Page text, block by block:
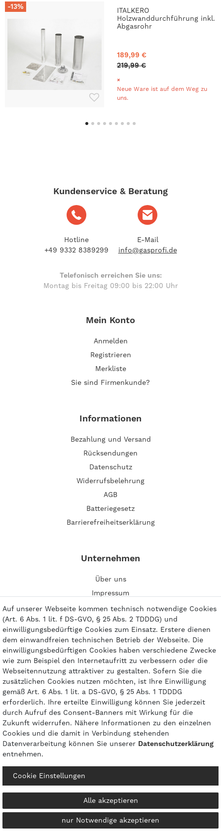
-13%
ITALKERO
Holzwanddurchführung inkl.
Abgasrohr
189,99 €
219,99 €
Neue Ware ist auf dem Weg zu
uns.
Kundenservice & Beratung
Hotline
+49 9332 8389299
E-Mail
info@gasprofi.de
Telefonisch erreichen Sie uns:
Montag bis Freitag 09:00 bis 22:00 Uhr
Mein Konto
Anmelden
Registrieren
Merkliste
Sie sind Firmenkunde?
Informationen
Bezahlung und Versand
Rücksendungen
Datenschutz
Widerrufsbelehrung
AGB
Batteriegesetz
Barrierefreiheitserklärung
Unternehmen
Über uns
Impressum
Kontakt
Zahlungsarten
© 2026 gasprofi / Alle Preise sind inkl. geseztl. Mehrwertsteuer und zzgl.
powered bycreateyourtemplate
Auf unserer Webseite kommen technisch notwendige Cookies
(Art. 6 Abs. 1 lit. f DS-GVO, § 25 Abs. 2 TDDDG) und
einwilligungsbedürftige Cookies zum Einsatz. Erstere dienen
dem einwandfreien technischen Betrieb der Webseite. Die
einwilligungsbedürftigen Cookies haben verschiedene Zwecke
wie zum Beispiel den Internetaufritt zu verbessern oder die
Webseitennutzung attraktiver zu gestalten. Sofern Sie die
zusätzlichen Cookies nutzen möchten, ist Ihre Einwilligung
gemäß Art. 6 Abs. 1 lit. a DS-GVO, § 25 Abs. 1 TDDDG
erforderlich. Ihre erteilte Einwilligung können Sie jederzeit
durch Aufruf des Consent-Banners mit Wirkung für die
Zukunft widerrufen. Nähere Informationen zu den einzelnen
Cookies und die damit in Verbindung stehenden
Datenverarbeitung können Sie unserer Daten­schutz­erklärung
entnehmen.
Cookie Einstellungen
Alle akzeptieren
nur Notwendige akzeptieren